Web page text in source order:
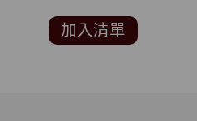
VINOUS 92分 )
加入清單